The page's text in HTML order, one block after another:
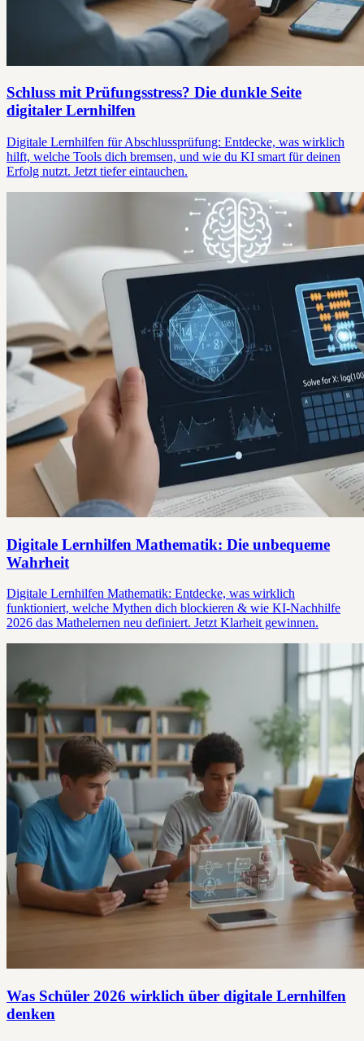
Schluss mit Prüfungsstress? Die dunkle Seite
digitaler Lernhilfen
Digitale Lernhilfen für Abschlussprüfung: Entdecke, was wirklich
hilft, welche Tools dich bremsen, und wie du KI smart für deinen
Erfolg nutzt. Jetzt tiefer eintauchen.
Digitale Lernhilfen Mathematik: Die unbequeme
Wahrheit
Digitale Lernhilfen Mathematik: Entdecke, was wirklich
funktioniert, welche Mythen dich blockieren & wie KI-Nachhilfe
2026 das Mathelernen neu definiert. Jetzt Klarheit gewinnen.
Was Schüler 2026 wirklich über digitale Lernhilfen
denken